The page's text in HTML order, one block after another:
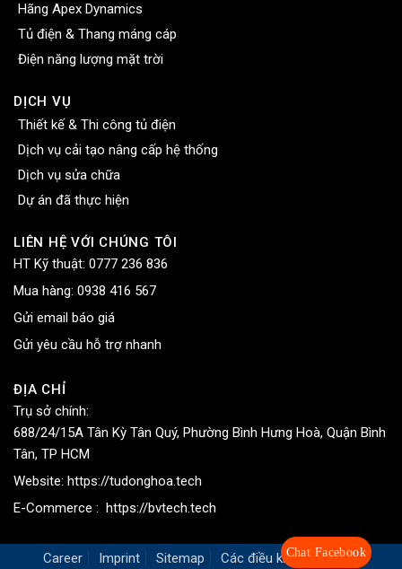
Chat Facebook
Hãng Apex Dynamics
Tủ điện & Thang máng cáp
Điện năng lượng mặt trời
DỊCH VỤ
Thiết kế & Thi công tủ điện
Dịch vụ cải tạo nâng cấp hệ thống
Dịch vụ sửa chữa
Dự án đã thực hiện
LIÊN HỆ VỚI CHÚNG TÔI
HT Kỹ thuật: 0777 236 836
Mua hàng: 0938 416 567
Gửi email báo giá
Gửi yêu cầu hỗ trợ nhanh
ĐỊA CHỈ
Trụ sở chính:
688/24/15A Tân Kỳ Tân Quý, Phường Bình Hưng Hoà, Quận Bình
Tân, TP HCM
Website: https://tudonghoa.tech
E-Commerce : https://bvtech.tech
Career Imprint Sitemap Các điều khoản chung